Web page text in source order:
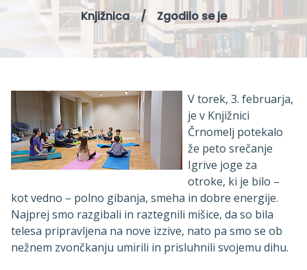
Knjižnica / Zgodilo se je
V torek, 3. februarja,
je v Knjižnici
Črnomelj potekalo
že peto srečanje
Igrive joge za
otroke, ki je bilo –
kot vedno – polno gibanja, smeha in dobre energije.
Najprej smo razgibali in raztegnili mišice, da so bila
telesa pripravljena na nove izzive, nato pa smo se ob
nežnem zvončkanju umirili in prisluhnili svojemu dihu.